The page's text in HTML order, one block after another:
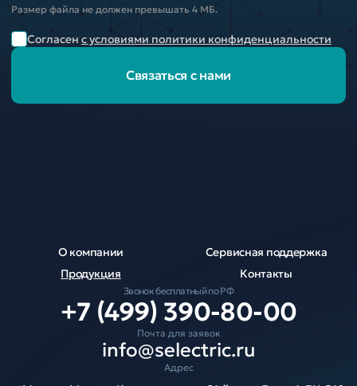
Размер файла не должен превышать 4 МБ.
Согласен с условиями политики конфиденциальности
Связаться с нами
О компании
Продукция
Сервисная поддержка
Контакты
Звонок бесплатный по РФ
+7 (499) 390-80-00
Почта для заявок
info@selectric.ru
Адрес